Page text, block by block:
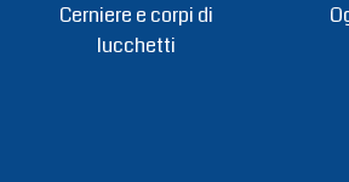
Cerniere e corpi di
lucchetti